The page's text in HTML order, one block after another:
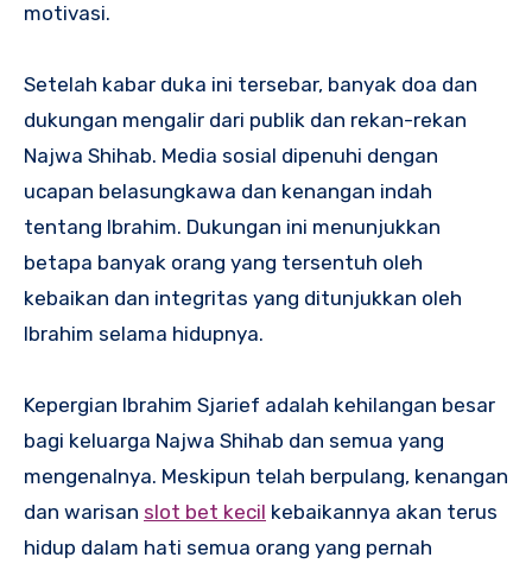
motivasi.
Setelah kabar duka ini tersebar, banyak doa dan
dukungan mengalir dari publik dan rekan-rekan
Najwa Shihab. Media sosial dipenuhi dengan
ucapan belasungkawa dan kenangan indah
tentang Ibrahim. Dukungan ini menunjukkan
betapa banyak orang yang tersentuh oleh
kebaikan dan integritas yang ditunjukkan oleh
Ibrahim selama hidupnya.
Kepergian Ibrahim Sjarief adalah kehilangan besar
bagi keluarga Najwa Shihab dan semua yang
mengenalnya. Meskipun telah berpulang, kenangan
dan warisan slot bet kecil kebaikannya akan terus
hidup dalam hati semua orang yang pernah